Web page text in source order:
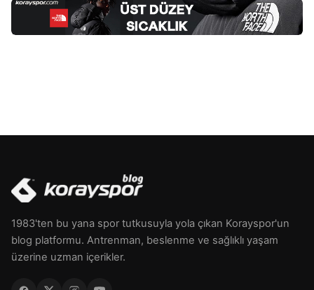
anlamasına, güçlü ve zayıf yönlerini belirlemesine, ilişkilerini
anlamına ve potansiyel gelişim alanlarını […]
1983'ten bu yana spor tutkusuyla yola çıkan Korayspor'un
blog platformu. Antrenman, beslenme ve sağlıklı yaşam
üzerine uzman içerikler.